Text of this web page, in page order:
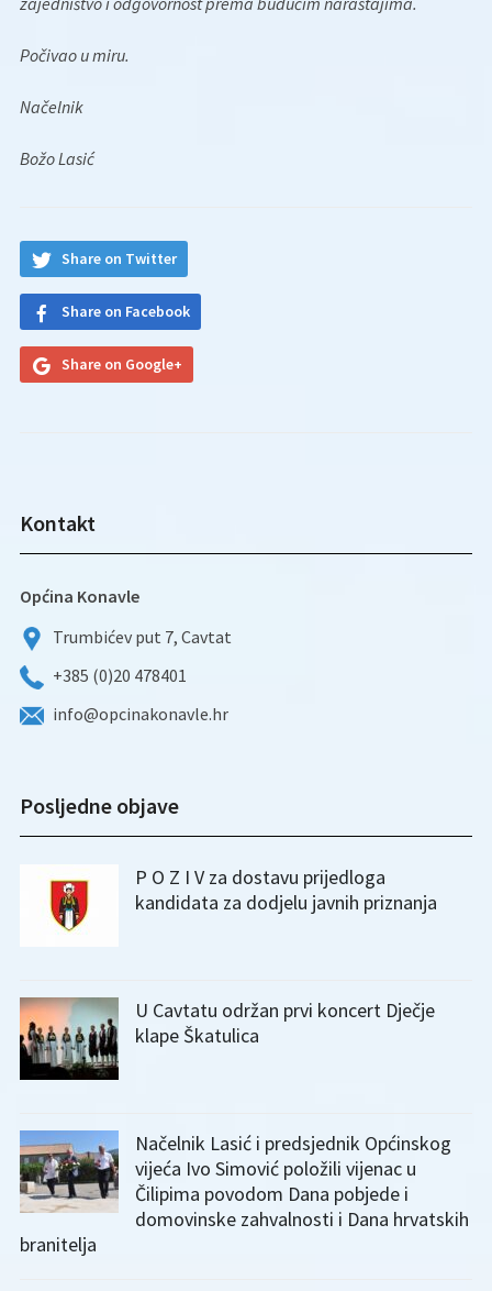
Počivao u miru.
Načelnik
Božo Lasić
Share on Twitter
Share on Facebook
Share on Google+
Kontakt
Općina Konavle
Trumbićev put 7, Cavtat
+385 (0)20 478401
info@opcinakonavle.hr
Posljedne objave
P O Z I V za dostavu prijedloga
kandidata za dodjelu javnih priznanja
U Cavtatu održan prvi koncert Dječje
klape Škatulica
Načelnik Lasić i predsjednik Općinskog
vijeća Ivo Simović položili vijenac u
Čilipima povodom Dana pobjede i
domovinske zahvalnosti i Dana hrvatskih
branitelja